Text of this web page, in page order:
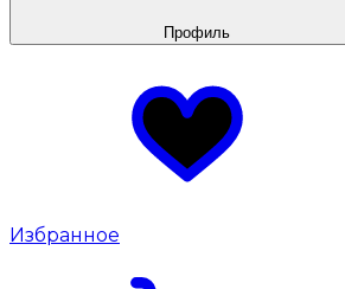
Профиль
Избранное